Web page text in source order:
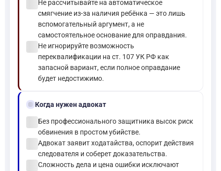
Не рассчитывайте на автоматическое
смягчение из-за наличия ребёнка — это лишь
вспомогательный аргумент, а не
самостоятельное основание для оправдания.
Не игнорируйте возможность
переквалификации на ст. 107 УК РФ как
запасной вариант, если полное оправдание
будет недостижимо.
gavelКогда нужен адвокат
Без профессионального защитника высок риск
обвинения в простом убийстве.
Адвокат заявит ходатайства, оспорит действия
следователя и соберет доказательства.
Сложность дела и цена ошибки исключают